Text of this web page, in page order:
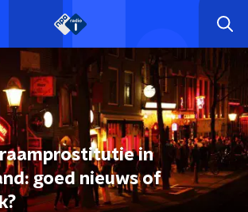
in
goed nieuws of